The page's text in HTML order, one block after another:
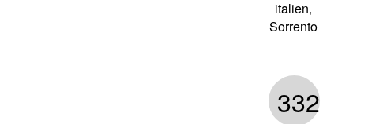
italien,
Sorrento
332